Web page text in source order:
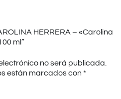
HERRERA – «Carolina
ml”
no será publicada.
están marcados con *